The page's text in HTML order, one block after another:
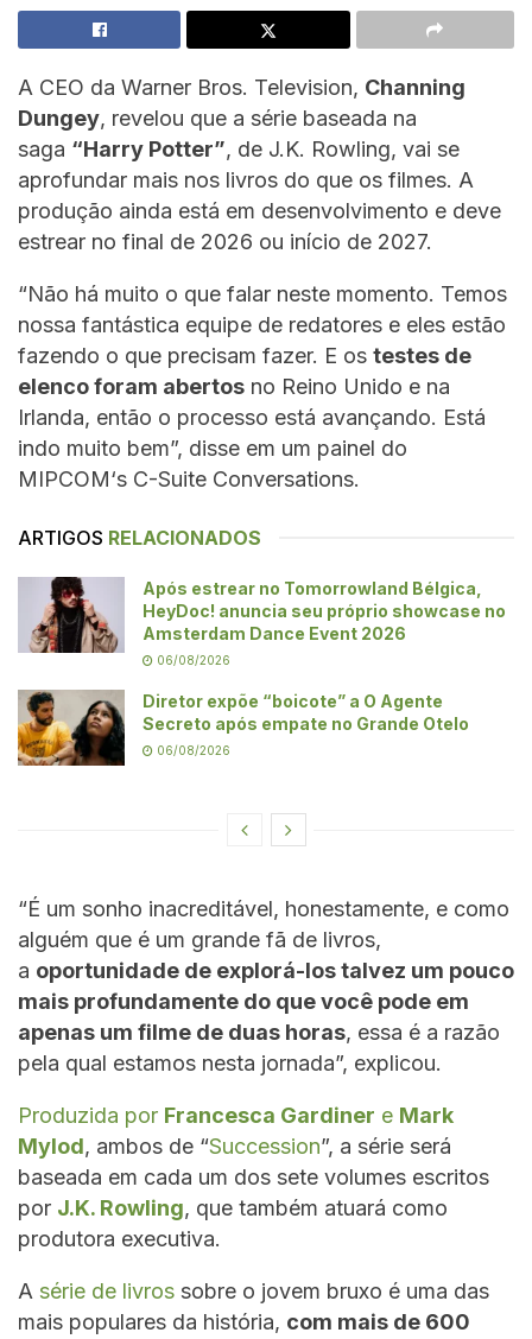
A CEO da Warner Bros. Television, Channing
Dungey, revelou que a série baseada na
saga “Harry Potter”, de J.K. Rowling, vai se
aprofundar mais nos livros do que os filmes. A
produção ainda está em desenvolvimento e deve
estrear no final de 2026 ou início de 2027.
“Não há muito o que falar neste momento. Temos
nossa fantástica equipe de redatores e eles estão
fazendo o que precisam fazer. E os testes de
elenco foram abertos no Reino Unido e na
Irlanda, então o processo está avançando. Está
indo muito bem”, disse em um painel do
MIPCOM‘s C-Suite Conversations.
ARTIGOS RELACIONADOS
Após estrear no Tomorrowland Bélgica,
HeyDoc! anuncia seu próprio showcase no
Amsterdam Dance Event 2026
06/08/2026
Diretor expõe “boicote” a O Agente
Secreto após empate no Grande Otelo
06/08/2026
“É um sonho inacreditável, honestamente, e como
alguém que é um grande fã de livros,
a oportunidade de explorá-los talvez um pouco
mais profundamente do que você pode em
apenas um filme de duas horas, essa é a razão
pela qual estamos nesta jornada”, explicou.
Produzida por Francesca Gardiner e Mark
Mylod, ambos de “Succession”, a série será
baseada em cada um dos sete volumes escritos
por J.K. Rowling, que também atuará como
produtora executiva.
A série de livros sobre o jovem bruxo é uma das
mais populares da história, com mais de 600